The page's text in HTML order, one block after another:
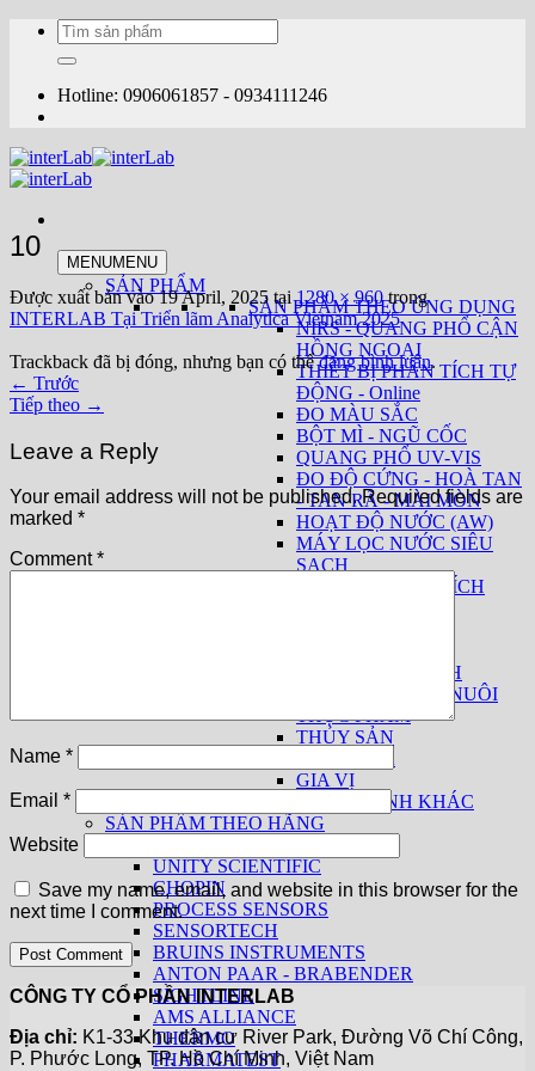
dung
Tìm
kiếm:
Hotline: 0906061857 - 0934111246
MENUMENU
SẢN PHẨM
SẢN PHẨM THEO ỨNG DỤNG
NIRS - QUANG PHỔ CẬN
HỒNG NGOẠI
THIẾT BỊ PHÂN TÍCH TỰ
ĐỘNG - Online
ĐO MÀU SẮC
BỘT MÌ - NGŨ CỐC
QUANG PHỔ UV-VIS
ĐO ĐỘ CỨNG - HOÀ TAN
- TAN RÃ - MÀI MÒN
HOẠT ĐỘ NƯỚC (AW)
MÁY LỌC NƯỚC SIÊU
SẠCH
THIẾT BỊ PHÂN TÍCH
THIẾT BỊ THEO NGÀNH
THỨC ĂN CHĂN NUÔI
THỰC PHẨM
THỦY SẢN
GIA VỊ
CÁC NGÀNH KHÁC
SẢN PHẨM THEO HÃNG
UNITY SCIENTIFIC
CHOPIN
PROCESS SENSORS
SENSORTECH
BRUINS INSTRUMENTS
ANTON PAAR - BRABENDER
SIGHTLINE
AMS ALLIANCE
THERMO
PHARMATEST
10
Được xuất bản vào19 April, 2025 tại1280 × 960trong
INTERLAB Tại Triển lãm Analytica Vietnam 2025
Trackback đã bị đóng, nhưng bạn có thểđăng bình luận.
← Trước
Tiếp theo →
Leave a Reply
Your email address will not be published. Required fields are
marked *
Comment*
Name *
Email *
Website
Save my name, email, and website in this browser for the
next time I comment.
CÔNG TY CỔ PHẦN INTERLAB
Địa chỉ: K1-33 Khu dân cư River Park, Đường Võ Chí Công,
P. Phước Long, TP. Hồ Chí Minh, Việt Nam